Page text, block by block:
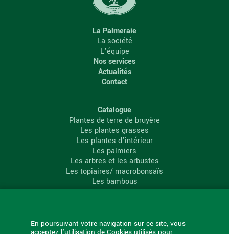
En poursuivant votre navigation sur ce site, vous
La Palmeraie
La société
L’équipe
Nos services
Actualités
Contact
Catalogue
Plantes de terre de bruyère
Les plantes grasses
Les plantes d’intérieur
Les palmiers
Les arbres et les arbustes
Les topiaires/ macrobonsaïs
Les bambous
Les conifères
La Palmeraie